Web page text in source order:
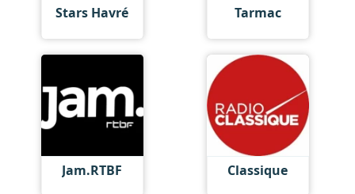
Stars Havré Tarmac
Jam.RTBF Classique